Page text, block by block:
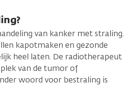
van kanker met straling.
kapotmaken en gezonde
heel laten. De radiotherapeut
van de tumor of
woord voor bestraling is